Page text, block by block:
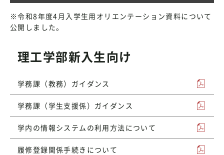
※令和8年度4月入学生用オリエンテーション資料について
公開しました。
理工学部新入生向け
学務課（教務）ガイダンス
学務課（学生支援係）ガイダンス
学内の情報システムの利用方法について
履修登録関係手続きについて